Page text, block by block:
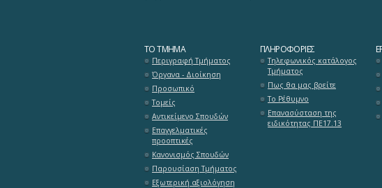
ΤΟ ΤΜΉΜΑ
Περιγραφή Τμήματος
Όργανα - Διοίκηση
Προσωπικό
Τομείς
Αντικείμενο Σπουδών
Επαγγελματικές
προοπτικές
Κανονισμός Σπουδών
Παρουσίαση Τμήματος
Εξωτερική αξιολόγηση
ΠΛΗΡΟΦΟΡΊΕΣ
Τηλεφωνικός κατάλογος
Τμήματος
Πως θα μας βρείτε
Το Ρέθυμνο
Επανασύσταση της
ειδικότητας ΠΕ17.13